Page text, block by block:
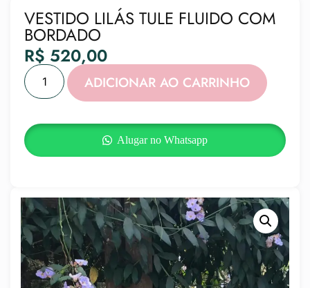
VESTIDO LILÁS TULE FLUIDO COM
BORDADO
R$ 520,00
ADICIONAR AO CARRINHO
Alugar no Whatsapp